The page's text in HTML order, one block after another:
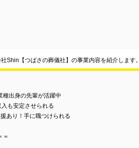
Shin【つばさの葬儀社】の事業内容を紹介します。
種出身の先輩が活躍中
も安定させられる
あり！手に職つけられる
＝